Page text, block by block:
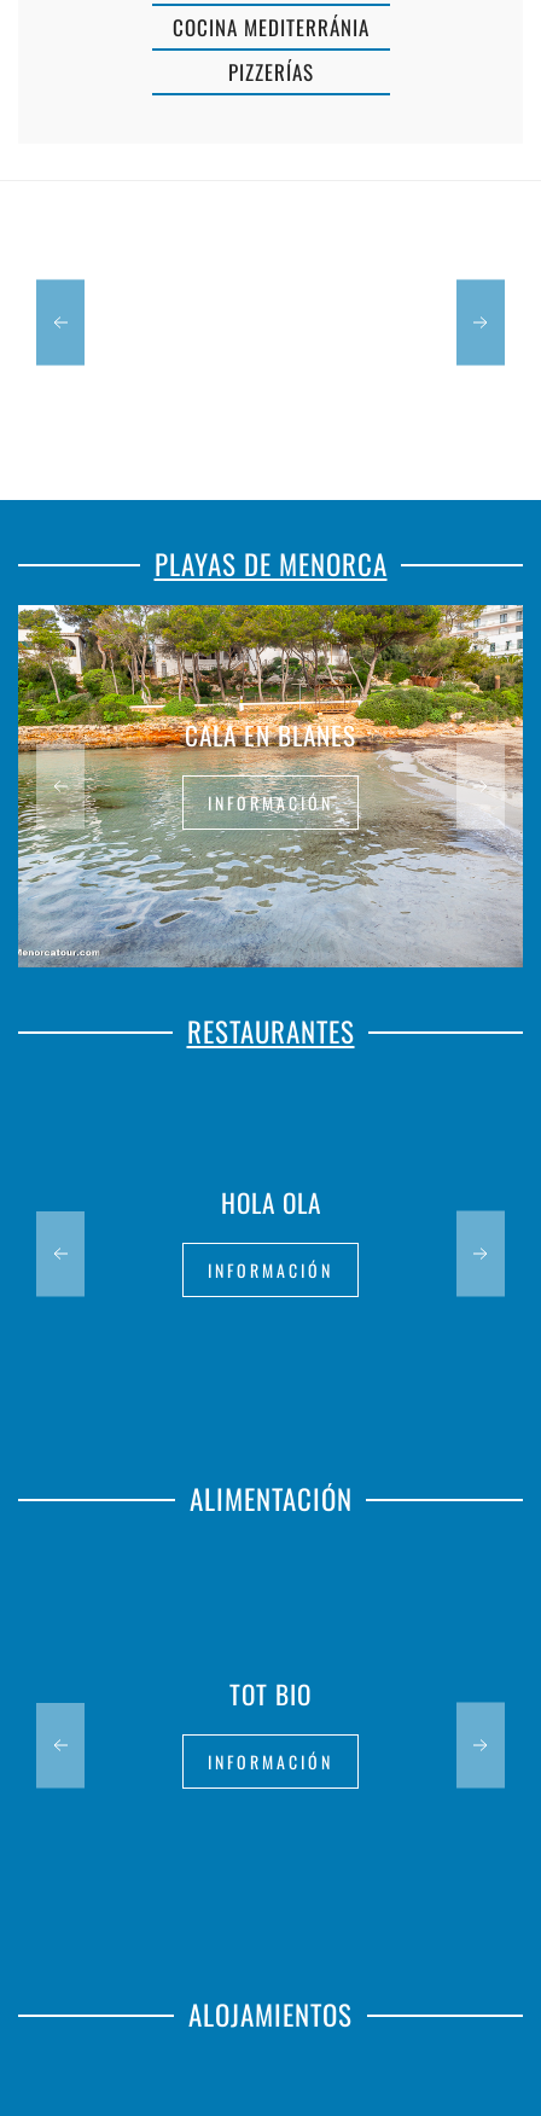
COCINA MEDITERRÁNIA
PIZZERÍAS
PLAYAS DE MENORCA
CALA EN BLANES
INFORMACIÓN
RESTAURANTES
HOLA OLA
INFORMACIÓN
ALIMENTACIÓN
TOT BIO
INFORMACIÓN
ALOJAMIENTOS